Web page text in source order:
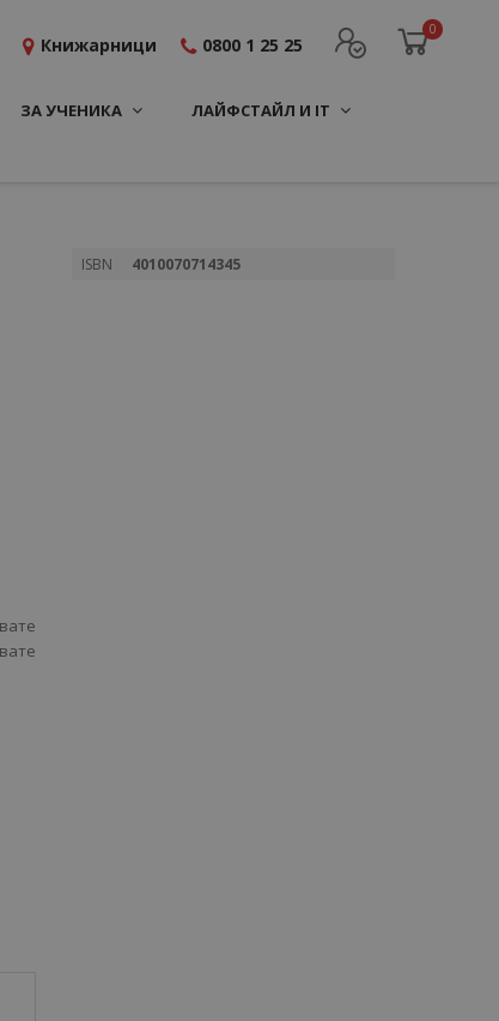
0
Книжарници 0800 1 25 25
ЗА УЧЕНИКА ЛАЙФСТАЙЛ И IT
Повече
ISBN 4010070714345